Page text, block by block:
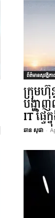
ព័ត៌មានសុវត្ថិភា
ក្រុមហ៊ុ
បង្ហា
IT ផ្ទៃក្
ឆាន សុផា -